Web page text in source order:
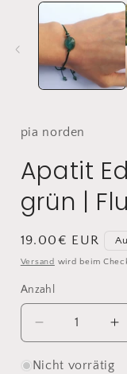
öffnen
pia norden
Apatit
grün |
Normaler
Preis
19.00€ EUR
Versand wird beim
Anzahl
Anzahl
Verringere
die
Menge
Nicht vorrätig